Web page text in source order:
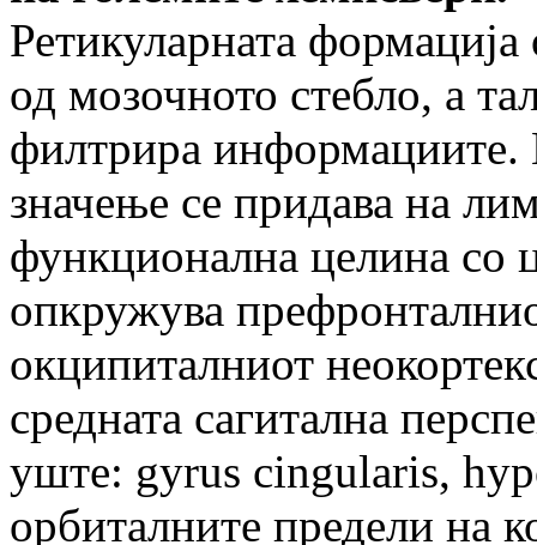
Ретикуларната
од мозочното стебло, а
филтрира информациите.
значење се придава на
функционална целина со
опкружува
окципиталниот
средната сагитална
уште: gyrus cingularis,
орбиталните предели на